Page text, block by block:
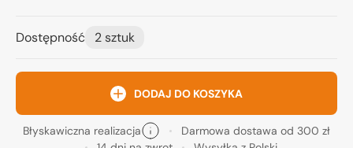
Dostępność 2 sztuk
DODAJ DO KOSZYKA
Błyskawiczna realizacja
Darmowa dostawa od 300 zł